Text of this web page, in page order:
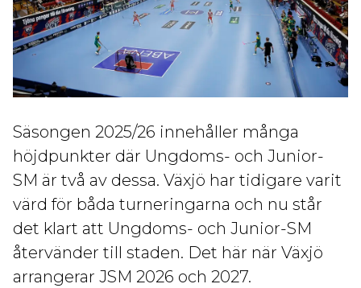
Säsongen 2025/26 innehåller många
höjdpunkter där Ungdoms- och Junior-
SM är två av dessa. Växjö har tidigare varit
värd för båda turneringarna och nu står
det klart att Ungdoms- och Junior-SM
återvänder till staden. Det här när Växjö
arrangerar JSM 2026 och 2027.